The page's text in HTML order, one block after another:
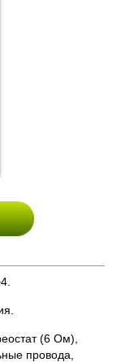
(6 Ом),
провода,